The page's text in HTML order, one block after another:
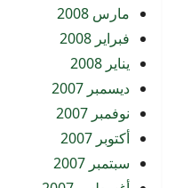
مارس 2008
فبراير 2008
يناير 2008
ديسمبر 2007
نوفمبر 2007
أكتوبر 2007
سبتمبر 2007